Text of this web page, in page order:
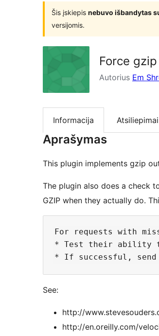
Šis įskiepis nebuvo išbandytas
versijomis.
Force gzip
Autorius Em
Informacija Atsiliepimai
Aprašymas
This plugin implements gzip
The plugin also does a check
GZIP when they actually do.
For requests with
* Test their ability to
See:
http://
http://en.oreilly.com/